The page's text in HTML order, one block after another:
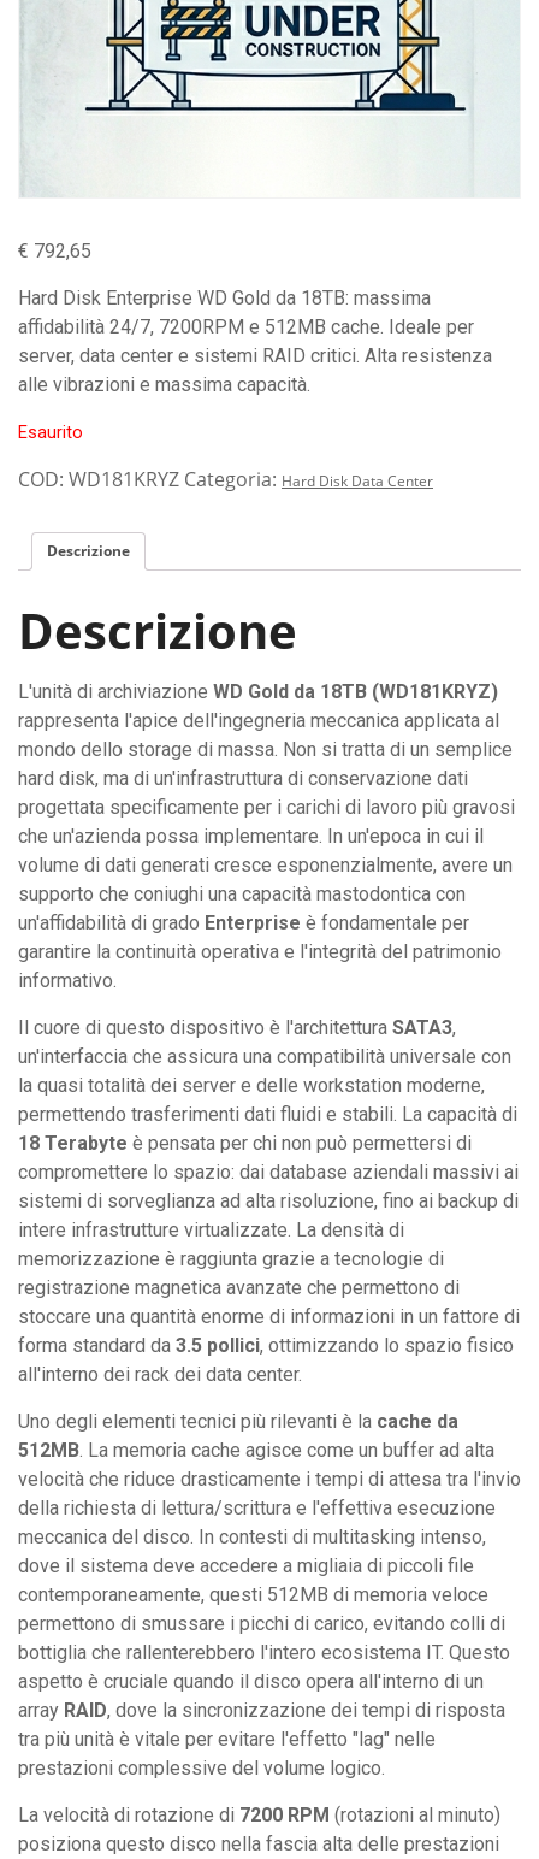
€ 792,65
Hard Disk Enterprise WD Gold da 18TB: massima
affidabilità 24/7, 7200RPM e 512MB cache. Ideale per
server, data center e sistemi RAID critici. Alta resistenza
alle vibrazioni e massima capacità.
Esaurito
COD: WD181KRYZ Categoria: Hard Disk Data Center
Descrizione
Descrizione
L'unità di archiviazione WD Gold da 18TB (WD181KRYZ)
rappresenta l'apice dell'ingegneria meccanica applicata al
mondo dello storage di massa. Non si tratta di un semplice
hard disk, ma di un'infrastruttura di conservazione dati
progettata specificamente per i carichi di lavoro più gravosi
che un'azienda possa implementare. In un'epoca in cui il
volume di dati generati cresce esponenzialmente, avere un
supporto che coniughi una capacità mastodontica con
un'affidabilità di grado Enterprise è fondamentale per
garantire la continuità operativa e l'integrità del patrimonio
informativo.
Il cuore di questo dispositivo è l'architettura SATA3,
un'interfaccia che assicura una compatibilità universale con
la quasi totalità dei server e delle workstation moderne,
permettendo trasferimenti dati fluidi e stabili. La capacità di
18 Terabyte è pensata per chi non può permettersi di
compromettere lo spazio: dai database aziendali massivi ai
sistemi di sorveglianza ad alta risoluzione, fino ai backup di
intere infrastrutture virtualizzate. La densità di
memorizzazione è raggiunta grazie a tecnologie di
registrazione magnetica avanzate che permettono di
stoccare una quantità enorme di informazioni in un fattore di
forma standard da 3.5 pollici, ottimizzando lo spazio fisico
all'interno dei rack dei data center.
Uno degli elementi tecnici più rilevanti è la cache da
512MB. La memoria cache agisce come un buffer ad alta
velocità che riduce drasticamente i tempi di attesa tra l'invio
della richiesta di lettura/scrittura e l'effettiva esecuzione
meccanica del disco. In contesti di multitasking intenso,
dove il sistema deve accedere a migliaia di piccoli file
contemporaneamente, questi 512MB di memoria veloce
permettono di smussare i picchi di carico, evitando colli di
bottiglia che rallenterebbero l'intero ecosistema IT. Questo
aspetto è cruciale quando il disco opera all'interno di un
array RAID, dove la sincronizzazione dei tempi di risposta
tra più unità è vitale per evitare l'effetto "lag" nelle
prestazioni complessive del volume logico.
La velocità di rotazione di 7200 RPM (rotazioni al minuto)
posiziona questo disco nella fascia alta delle prestazioni